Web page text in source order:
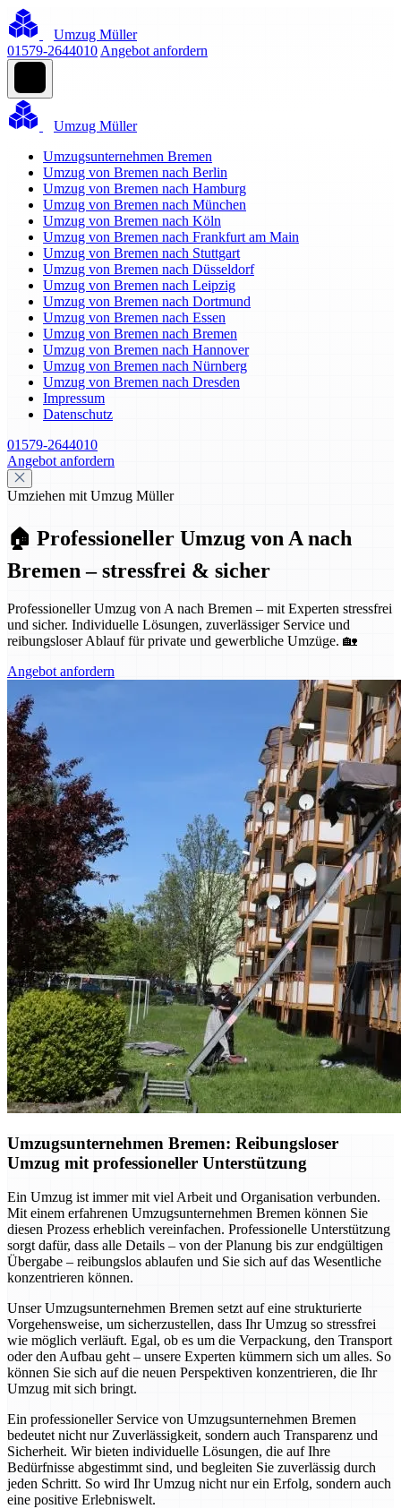
Umzug Müller
01579-2644010 Angebot anfordern
Umzug Müller
Umzugsunternehmen Bremen
Umzug von Bremen nach Berlin
Umzug von Bremen nach Hamburg
Umzug von Bremen nach München
Umzug von Bremen nach Köln
Umzug von Bremen nach Frankfurt am Main
Umzug von Bremen nach Stuttgart
Umzug von Bremen nach Düsseldorf
Umzug von Bremen nach Leipzig
Umzug von Bremen nach Dortmund
Umzug von Bremen nach Essen
Umzug von Bremen nach Bremen
Umzug von Bremen nach Hannover
Umzug von Bremen nach Nürnberg
Umzug von Bremen nach Dresden
Impressum
Datenschutz
01579-2644010
Angebot anfordern
Umziehen mit Umzug Müller
🏠 Professioneller Umzug von A nach
Bremen – stressfrei & sicher
Professioneller Umzug von A nach Bremen – mit Experten stressfrei
und sicher. Individuelle Lösungen, zuverlässiger Service und
reibungsloser Ablauf für private und gewerbliche Umzüge. 🏡
Angebot anfordern
Umzugsunternehmen Bremen: Reibungsloser
Umzug mit professioneller Unterstützung
Ein Umzug ist immer mit viel Arbeit und Organisation verbunden.
Mit einem erfahrenen Umzugsunternehmen Bremen können Sie
diesen Prozess erheblich vereinfachen. Professionelle Unterstützung
sorgt dafür, dass alle Details – von der Planung bis zur endgültigen
Übergabe – reibungslos ablaufen und Sie sich auf das Wesentliche
konzentrieren können.
Unser Umzugsunternehmen Bremen setzt auf eine strukturierte
Vorgehensweise, um sicherzustellen, dass Ihr Umzug so stressfrei
wie möglich verläuft. Egal, ob es um die Verpackung, den Transport
oder den Aufbau geht – unsere Experten kümmern sich um alles. So
können Sie sich auf die neuen Perspektiven konzentrieren, die Ihr
Umzug mit sich bringt.
Ein professioneller Service von Umzugsunternehmen Bremen
bedeutet nicht nur Zuverlässigkeit, sondern auch Transparenz und
Sicherheit. Wir bieten individuelle Lösungen, die auf Ihre
Bedürfnisse abgestimmt sind, und begleiten Sie zuverlässig durch
jeden Schritt. So wird Ihr Umzug nicht nur ein Erfolg, sondern auch
eine positive Erlebniswelt.